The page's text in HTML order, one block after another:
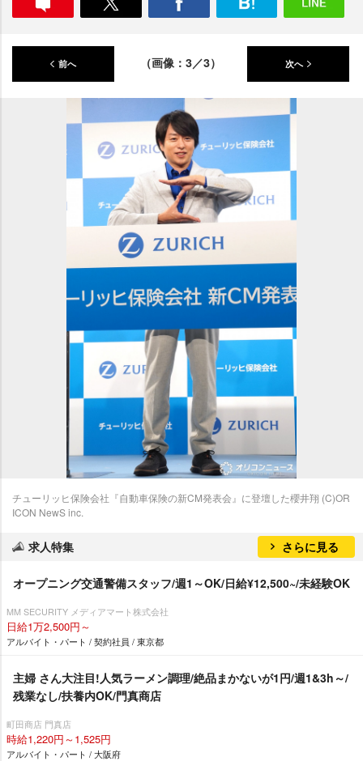
前へ （画像：3／3） 次へ
チューリッヒ保険会社『自動車保険の新CM発表会』に登壇した櫻井翔 (C)OR
ICON NewS inc.
求人特集 さらに見る
オープニング交通警備スタッフ/週1～OK/日給¥12,500~/未経験OK
MM SECURITY メディアマート株式会社
日給1万2,500円～
アルバイト・パート / 契約社員 / 東京都
主婦 さん大注目!人気ラーメン調理/絶品まかないが1円/週1&3h～/
残業なし/扶養内OK/門真商店
町田商店 門真店
時給1,220円～1,525円
アルバイト・パート / 大阪府